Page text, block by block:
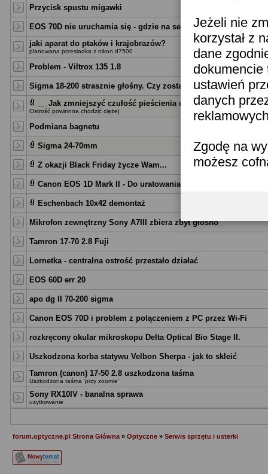
Jeżeli nie
korzystał z
dane
dokumencie
ustawień
danych
Zgodę na
możesz
Przycisk spustu migawki
EOS 70D nie uruchamia się - gdzie na serwis?
jaki aparat do ptaków i krajobrazów?
planowana przesiadka z nikon d7500
Problem - Viltrox 135 1.8
Sigma 18-200 strasznie głośny. Czy zostałem oszukany?
__ Jak zmniejszyć czułość pieścienia ostrości?
Ostrość powinnna chodzić ciężej
Podmiana bagnetu
Sigma 24-70mm
Z okazji Black Friday życze Wam...
Canon EOS 1D Mark II - Do uratowania?
Eschenbach 10x42 demontaż
Mikrofon zewnętrzny Sony A7III zbiera zbyt głośno
Tamron 17-70 2.8 Fuji
Lornetka - centralna ostrość przestało działać
EOS 60D err 20
apo dg II 70-200 sigma
Canon EOS 70D i problem z polączeniem z PC przez Wi-Fi
rozkręcony okular mikroskopu Delta Optical Bio Stage II.
Uszkodzona korba statywu Velbon Sherpa - jak to skleić
Tamron (canon) 17-50 2.8 uszkodzona taśma
Uszkodzona taśma 'przy zoomie'
Sony RX10IV - banalna sprawa
użytkowanie
forum.optyczne.pl Strona Główna » Optyczne » Serwis sprzętu i usterki